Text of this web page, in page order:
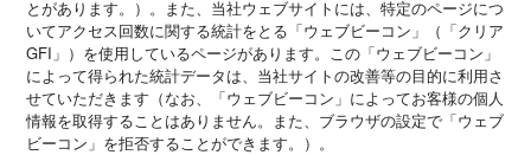
とがあります。）。また、当社ウェブサイトには、特定のページにつ
いてアクセス回数に関する統計をとる「ウェブビーコン」（「クリア
GFI」）を使用しているページがあります。この「ウェブビーコン」
によって得られた統計データは、当社サイトの改善等の目的に利用さ
せていただきます（なお、「ウェブビーコン」によってお客様の個人
情報を取得することはありません。また、ブラウザの設定で「ウェブ
ビーコン」を拒否することができます。）。